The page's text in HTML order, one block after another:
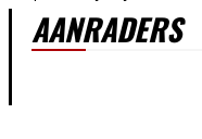
AANRADERS